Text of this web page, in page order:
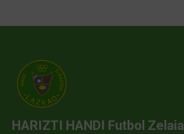
HARIZTI HANDI Futbol Zelaia